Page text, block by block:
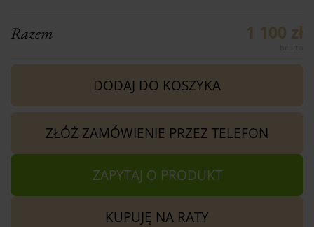
Razem 1 100 zł
DODAJ DO KOSZYKA
ZŁÓŻ ZAMÓWIENIE PRZEZ TELEFON
ZAPYTAJ O PRODUKT
KUPUJĘ NA RATY